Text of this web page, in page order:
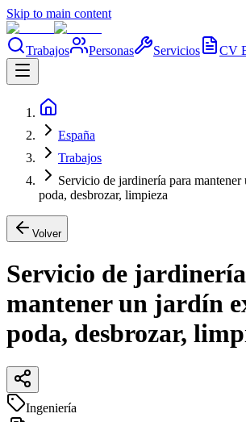
Skip to main content
Trabajos Personas Servicios CV
España
Trabajos
Servicio de jardinería para mantener
poda, desbrozar, limpieza
Volver
Servicio de
mantener un jardín
poda, desbrozar,
Ingeniería